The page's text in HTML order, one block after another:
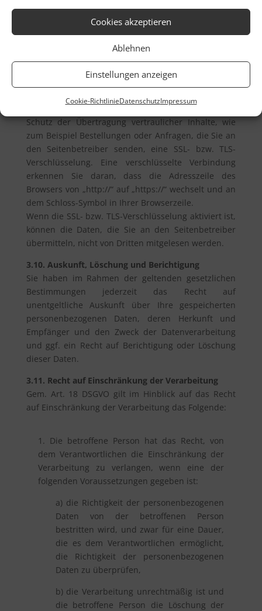
Cookies akzeptieren
Ablehnen
Einstellungen anzeigen
Cookie-RichtlinieDatenschutzImpressum
einen Dritten in einem gängigen,
maschinenlesbaren Format aushändigen zu lassen
(vgl. Art. 20 DSGVO). Sofern Sie die direkte
Übertragung der Daten an einen anderen
Verantwortlichen verlangen, erfolgt dies nur, soweit
es technisch machbar ist.
Diese Seite nutzt aus Sicherheitsgründen und zum
Schutz der Übertragung vertraulicher Inhalte, wie
zum Beispiel Bestellungen oder Anfragen, die Sie an
den Seitenbetreiber senden, eine SSL- bzw. TLS-
Verschlüsselung. Eine verschlüsselte Verbindung
erkennen Sie daran, dass die Adresszeile des
Browsers von „http://“ auf „https://“ wechselt und an
dem Schloss-Symbol in Ihrer Browserzeile.
Wenn die SSL- bzw. TLS-Verschlüsselung aktiviert ist,
können die Daten, die Sie an den Seitenbetreiber
übermitteln, nicht von Dritten mitgelesen werden.
3.10. Auskunft, Löschung und Berichtigung
Sie haben im Rahmen der geltenden gesetzlichen
Bestimmungen jederzeit das Recht auf
unentgeltliche Auskunft über Ihre gespeicherten
personenbezogenen Daten, deren Herkunft und
Empfänger und den Zweck der Datenverarbeitung
und ggf. ein Recht auf Berichtigung oder Löschung
dieser Daten.
3.11. Recht auf Einschränkung der Verarbeitung
Gem. Art. 18 DSGVO gilt im Hinblick auf das Recht
auf Einschränkung der Verarbeitung das Folgende:
1. Die betroffene Person hat das Recht, von
dem Verantwortlichen die Einschränkung der
Verarbeitung zu verlangen, wenn eine der
folgenden Voraussetzungen gegeben ist:
a) die Richtigkeit der personenbezogenen
Daten von der betroffenen Person
bestritten wird, und zwar für eine Dauer,
die es dem Verantwortlichen ermöglicht,
die Richtigkeit der personenbezogenen
Daten zu überprüfen,
b) die Verarbeitung unrechtmäßig ist und
die betroffene Person die Löschung der